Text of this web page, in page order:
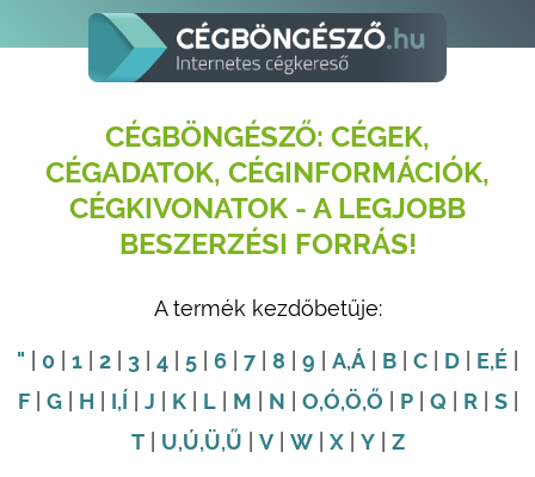
CÉGBÖNGÉSZŐ: CÉGEK,
CÉGADATOK, CÉGINFORMÁCIÓK,
CÉGKIVONATOK - A LEGJOBB
BESZERZÉSI FORRÁS!
A termék kezdőbetűje:
" 0 1 2 3 4 5 6 7 8 9 A,Á B C D E,É
F| G| H I,Í J K| L| M N O,Ó,Ö,Ő P| Q R S|
T| U,Ú,Ü,Ű V| W| X| Y| Z